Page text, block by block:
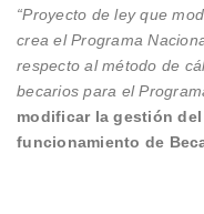
“Proyecto de ley que
crea el Programa
respecto al método de
becarios para el
modificar la gestión del
funcionamiento de